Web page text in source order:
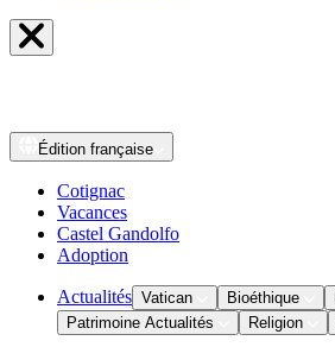
Édition française
Cotignac
Vacances
Castel Gandolfo
Adoption
Actualités Vatican Bioéthique
Patrimoine Actualités
Religion